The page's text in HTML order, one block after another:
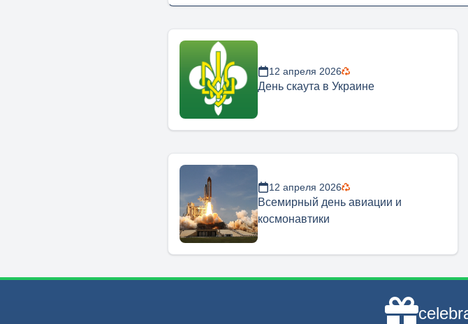
12 апреля 2026
День скаута в Украине
12 апреля 2026
Всемирный день авиации и
космонавтики